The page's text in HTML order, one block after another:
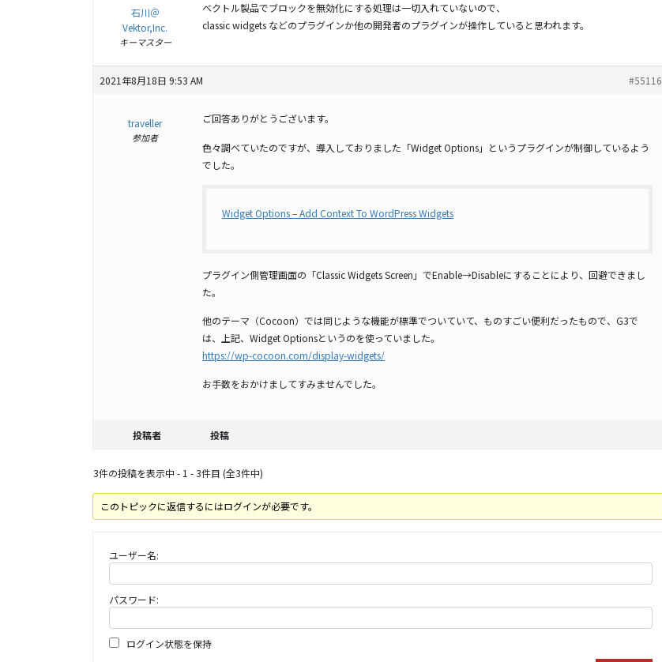
石川＠
Vektor,Inc.
キーマスター
ベクトル製品でブロックを無効化にする処理は一切入れていないので、
classic widgets などのプラグインか他の開発者のプラグインが操作していると思われます。
2021年8月18日 9:53 AM #55116
traveller
参加者
ご回答ありがとうございます。
色々調べていたのですが、導入しておりました「Widget Options」というプラグインが制御しているよう
でした。
Widget Options – Add Context To WordPress Widgets
プラグイン側管理画面の「Classic Widgets Screen」でEnable→Disableにすることにより、回避できまし
た。
他のテーマ（Cocoon）では同じような機能が標準でついていて、ものすごい便利だったもので、G3で
は、上記、Widget Optionsというのを使っていました。
https://wp-cocoon.com/display-widgets/
お手数をおかけましてすみませんでした。
投稿者 投稿
3件の投稿を表示中 - 1 - 3件目 (全3件中)
このトピックに返信するにはログインが必要です。
ユーザー名:
パスワード:
ログイン状態を保持